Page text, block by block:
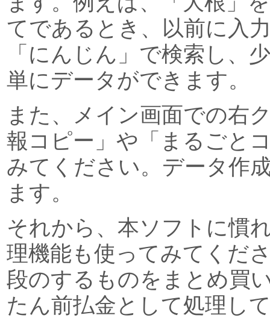
てであるとき、以前に入
「にんじん」で検索し、
単にデータができます。
また、メイン画面での右
報コピー」や「まるごと
みてください。データ作
ます。
それから、本ソフトに慣
理機能も使ってみてくだ
段のするものをまとめ買
たん前払金として処理し